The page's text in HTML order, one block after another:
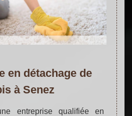
en détachage de
à Senez
entreprise qualifiée en